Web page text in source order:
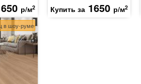
р/м2 Купить за 1650 р/м2
в шоу-руме